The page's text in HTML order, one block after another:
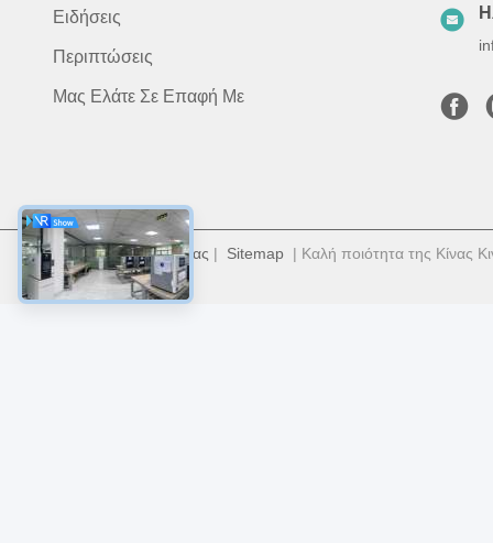
Ειδήσεις
Περιπτώσεις
Μας Ελάτε Σε Επαφή Με
Πολιτική μυστικότητας | Sitemap| Καλή ποιότητα της Κίνας